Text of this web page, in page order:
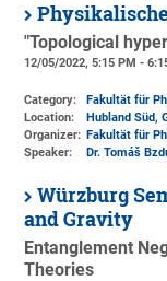
"Topological
12/05/2022, 5:15 PM -
Category:
Fakultät für
Location:
Hubland Süd,
Organizer: Fakultät für
Speaker:
Dr. Tomáš
Würzburg
and Gravity
Entanglement
Theories